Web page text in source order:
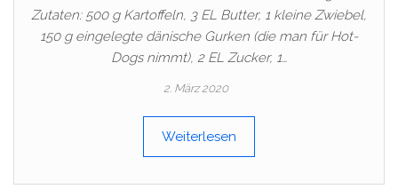
Zutaten: 500 g Kartoffeln, 3 EL Butter, 1 kleine Zwiebel,
150 g eingelegte dänische Gurken (die man für Hot-
Dogs nimmt), 2 EL Zucker, 1…
2. März 2020
Weiterlesen